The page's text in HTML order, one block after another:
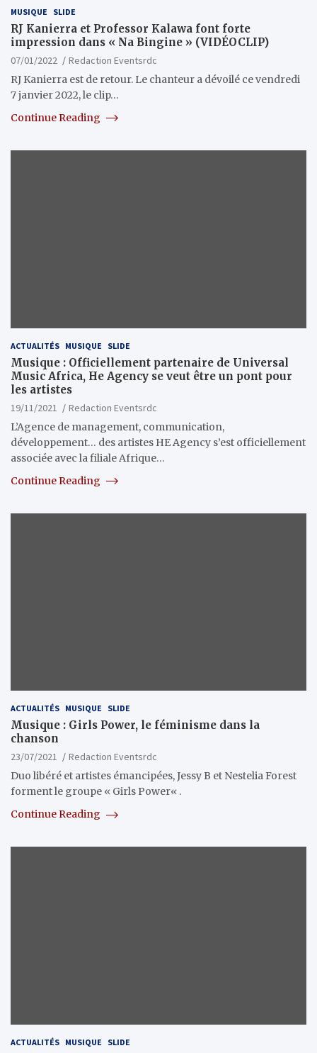
MUSIQUE SLIDE
RJ Kanierra et Professor Kalawa font forte
impression dans « Na Bingine » (VIDÉOCLIP)
07/01/2022
Redaction Eventsrdc
RJ Kanierra est de retour. Le chanteur a dévoilé ce vendredi
7 janvier 2022, le clip…
Continue Reading
ACTUALITÉS MUSIQUE SLIDE
Musique : Officiellement partenaire de Universal
Music Africa, He Agency se veut être un pont pour
les artistes
19/11/2021
Redaction Eventsrdc
L’Agence de management, communication,
développement… des artistes HE Agency s’est officiellement
associée avec la filiale Afrique…
Continue Reading
ACTUALITÉS MUSIQUE SLIDE
Musique : Girls Power, le féminisme dans la
chanson
23/07/2021
Redaction Eventsrdc
Duo libéré et artistes émancipées, Jessy B et Nestelia Forest
forment le groupe « Girls Power« .
Continue Reading
ACTUALITÉS MUSIQUE SLIDE